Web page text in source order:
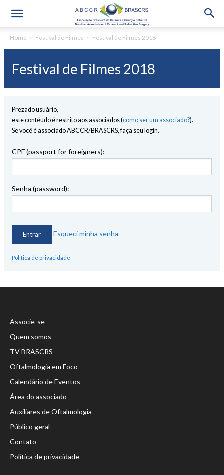
Home Festival de Filmes Festival de Filmes 2018
Festival de Filmes 2018
Prezado usuário,
este contéudo é restrito aos associados (como ser um associado?).
Se você é associado ABCCR/BRASCRS, faça seu login.
CPF (passport for foreigners):
Senha (password):
Esqueci minha senha
Política de privacidade
Associe-se
Quem somos
TV BRASCRS
Oftalmologia em Foco
Calendário de Eventos
Área do associado
Auxiliares de Oftalmologia
Público geral
Contato
Política de privacidade